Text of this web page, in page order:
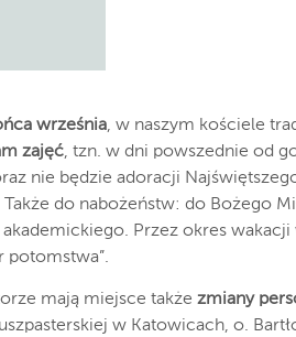
września, w naszym kościele
zajęć, tzn. w dni powszednie od
nie będzie adoracji
do nabożeństw: do Bożego
Przez okres wakacji
potomstwa”.
mają miejsce także zmiany
w Katowicach, o.